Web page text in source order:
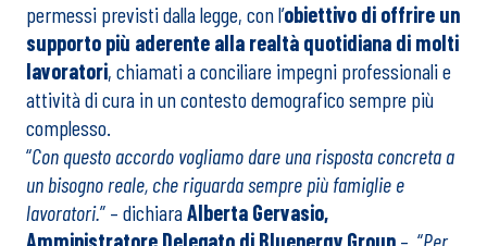
permessi previsti dalla legge, con l’obiettivo di offrire un
supporto più aderente alla realtà quotidiana di molti
lavoratori, chiamati a conciliare impegni professionali e
attività di cura in un contesto demografico sempre più
complesso.
“Con questo accordo vogliamo dare una risposta concreta a
un bisogno reale, che riguarda sempre più famiglie e
lavoratori.” – dichiaraAlberta Gervasio,
Amministratore Delegato di Bluenergy Group – “Per